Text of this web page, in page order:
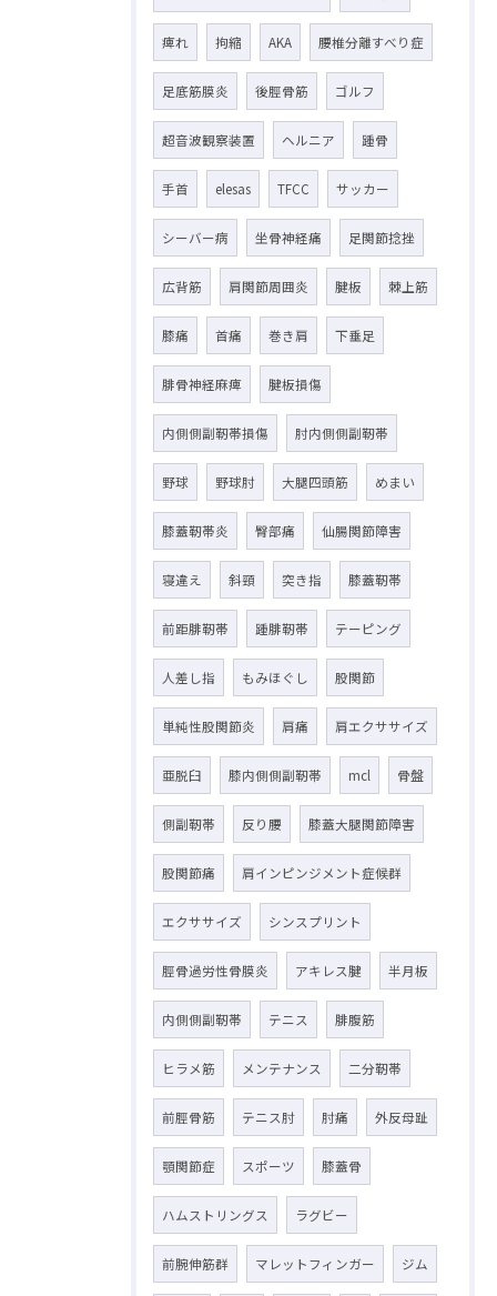
痺れ 拘縮 AKA 腰椎分離すべり症
足底筋膜炎 後脛骨筋 ゴルフ
超音波観察装置 ヘルニア 踵骨
手首 elesas TFCC サッカー
シーバー病 坐骨神経痛 足関節捻挫
広背筋 肩関節周囲炎 腱板 棘上筋
膝痛 首痛 巻き肩 下垂足
腓骨神経麻痺 腱板損傷
内側側副靭帯損傷 肘内側側副靭帯
野球 野球肘 大腿四頭筋 めまい
膝蓋靭帯炎 臀部痛 仙腸関節障害
寝違え 斜頸 突き指 膝蓋靭帯
前距腓靭帯 踵腓靭帯 テーピング
人差し指 もみほぐし 股関節
単純性股関節炎 肩痛 肩エクササイズ
亜脱臼 膝内側側副靭帯 mcl 骨盤
側副靭帯 反り腰 膝蓋大腿関節障害
股関節痛 肩インピンジメント症候群
エクササイズ シンスプリント
脛骨過労性骨膜炎 アキレス腱 半月板
内側側副靭帯 テニス 腓腹筋
ヒラメ筋 メンテナンス 二分靭帯
前脛骨筋 テニス肘 肘痛 外反母趾
顎関節症 スポーツ 膝蓋骨
ハムストリングス ラグビー
前腕伸筋群 マレットフィンガー ジム